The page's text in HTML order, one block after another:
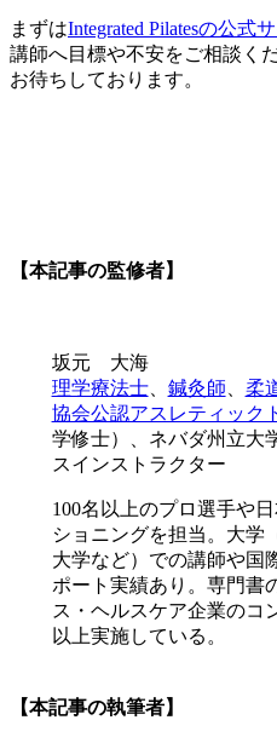
まずはIntegrated Pilatesの公式
講師へ目標や不安をご相談く
お待ちしております。
【本記事の監修者】
坂元 大海
理学療法士、 鍼灸師、 柔
協会公認アスレティック
学修士）、ネバダ州立大
スインストラクター
100名以上のプロ選手や
ショニングを担当。大学
大学など）での講師や国
ポート実績あり。専門書
ス・ヘルスケア企業のコ
以上実施している。
【本記事の執筆者】